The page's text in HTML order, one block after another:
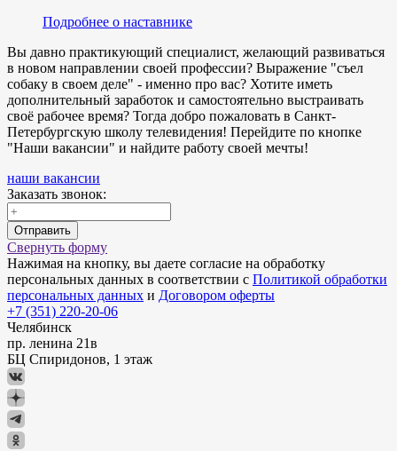
Подробнее о наставнике
Вы давно практикующий специалист, желающий развиваться
в новом направлении своей профессии? Выражение "съел
собаку в своем деле" - именно про вас? Хотите иметь
дополнительный заработок и самостоятельно выстраивать
своё рабочее время? Тогда добро пожаловать в Санкт-
Петербургскую школу телевидения! Перейдите по кнопке
"Наши вакансии" и найдите работу своей мечты!
наши вакансии
Заказать звонок:
Отправить
Свернуть форму
Нажимая на кнопку, вы даете согласие на обработку
персональных данных в соответствии с Политикой обработки
персональных данных и Договором оферты
+7 (351) 220-20-06
Челябинск
пр. ленина 21в
БЦ Спиридонов, 1 этаж